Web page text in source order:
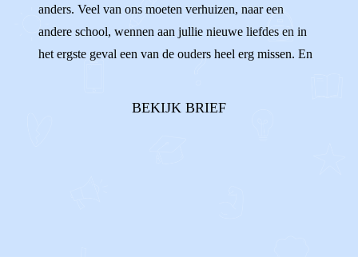
anders. Veel van ons moeten verhuizen, naar een
andere school, wennen aan jullie nieuwe liefdes en in
het ergste geval een van de ouders heel erg missen. En
BEKIJK BRIEF